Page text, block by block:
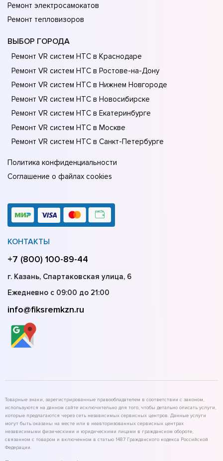
Ремонт электросамокатов
Ремонт тепловизоров
ВЫБОР ГОРОДА
Ремонт VR систем HTC в Краснодаре
Ремонт VR систем HTC в Ростове-на-Донy
Ремонт VR систем HTC в Нижнем Новгороде
Ремонт VR систем HTC в Новосибирске
Ремонт VR систем HTC в Екатеринбурге
Ремонт VR систем HTC в Москве
Ремонт VR систем HTC в Санкт-Петербурге
Политика конфиденциальности
Соглашение о файлах cookies
КОНТАКТЫ
+7 (800) 100-89-44
г. Казань, Спартаковская улица, 6
Ежедневно с 09:00 до 21:00
info@fiksremkzn.ru
Товарные знаки, зарегистрированные правообладателем в соответствии с законом,
используются на данном сайте исключительно для того, чтобы детально описать услуги,
которые предлагаются через сеть независимых сервисных центров. Данные услуги
могут быть оказаны на месте или в неавторизованных сервисных центрах
независимыми физическими и юридическими лицами в гражданском обороте,
связанном с товаром и включенном в статью 1487 Гражданского кодекса Российской
Федерации.